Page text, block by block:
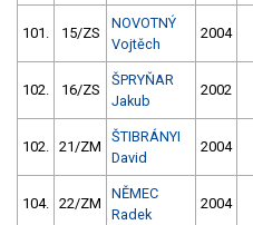
101. 15/ZS
NOVOTNÝ
Vojtěch
2004
102. 16/ZS
ŠPRYŇAR
Jakub
2002
102. 21/ZM
ŠTIBRÁNYI
David
2004
104. 22/ZM
NĚMEC
Radek
2004